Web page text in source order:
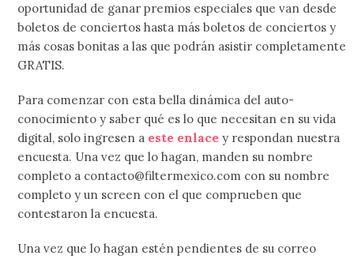
oportunidad de ganar premios especiales que van desde
boletos de conciertos hasta más boletos de conciertos y
más cosas bonitas a las que podrán asistir completamente
GRATIS.
Para comenzar con esta bella dinámica del auto-
conocimiento y saber qué es lo que necesitan en su vida
digital, solo ingresen a este enlace y respondan nuestra
encuesta. Una vez que lo hagan, manden su nombre
completo a contacto@filtermexico.com con su nombre
completo y un screen con el que comprueben que
contestaron la encuesta.
Una vez que lo hagan estén pendientes de su correo